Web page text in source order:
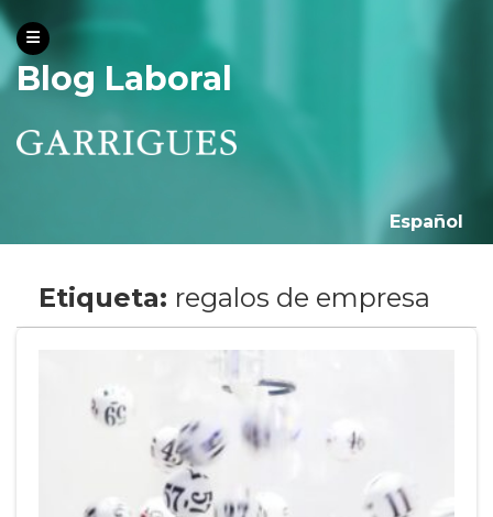
Blog Laboral
Español
Etiqueta: regalos de empresa